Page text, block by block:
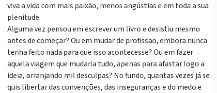
viva a vida com mais paixão, menos angústias e em toda a sua
plenitude.
Alguma vez pensou em escrever um livro e desistiu mesmo
antes de começar? Ou em mudar de profissão, embora nunca
tenha feito nada para que isso acontecesse? Ou em fazer
aquela viagem que mudaria tudo, apenas para afastar logo a
ideia, arranjando mil desculpas? No fundo, quantas vezes já se
quis libertar das convenções, das inseguranças e do medo e